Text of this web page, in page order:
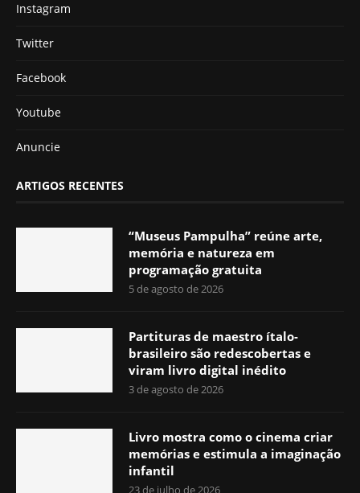
Instagram
Twitter
Facebook
Youtube
Anuncie
ARTIGOS RECENTES
“Museus Pampulha” reúne arte,
memória e natureza em
programação gratuita
5 de agosto de 2026
Partituras de maestro ítalo-
brasileiro são redescobertas e
viram livro digital inédito
3 de agosto de 2026
Livro mostra como o cinema criar
memórias e estimula a imaginação
infantil